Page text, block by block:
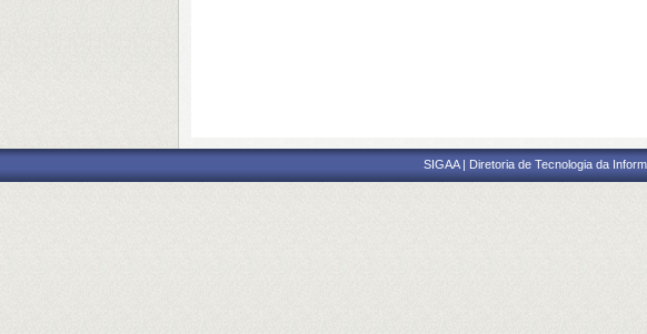
SIGAA | Diretoria de Tecnologia da